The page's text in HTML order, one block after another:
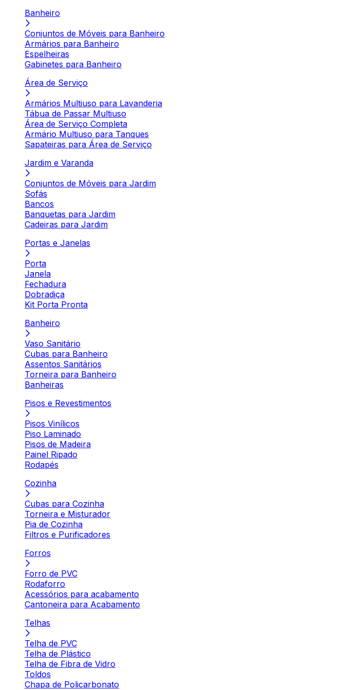
Banheiro
Conjuntos de Móveis para Banheiro
Armários para Banheiro
Espelheiras
Gabinetes para Banheiro
Área de Serviço
Armários Multiuso para Lavanderia
Tábua de Passar Multiuso
Área de Serviço Completa
Armário Multiuso para Tanques
Sapateiras para Área de Serviço
Jardim e Varanda
Conjuntos de Móveis para Jardim
Sofás
Bancos
Banquetas para Jardim
Cadeiras para Jardim
Portas e Janelas
Porta
Janela
Fechadura
Dobradiça
Kit Porta Pronta
Banheiro
Vaso Sanitário
Cubas para Banheiro
Assentos Sanitários
Torneira para Banheiro
Banheiras
Pisos e Revestimentos
Pisos Vinílicos
Piso Laminado
Pisos de Madeira
Painel Ripado
Rodapés
Cozinha
Cubas para Cozinha
Torneira e Misturador
Pia de Cozinha
Filtros e Purificadores
Forros
Forro de PVC
Rodaforro
Acessórios para acabamento
Cantoneira para Acabamento
Telhas
Telha de PVC
Telha de Plástico
Telha de Fibra de Vidro
Toldos
Chapa de Policarbonato